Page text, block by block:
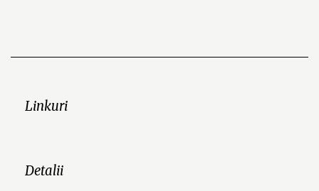
Linkuri
Detalii